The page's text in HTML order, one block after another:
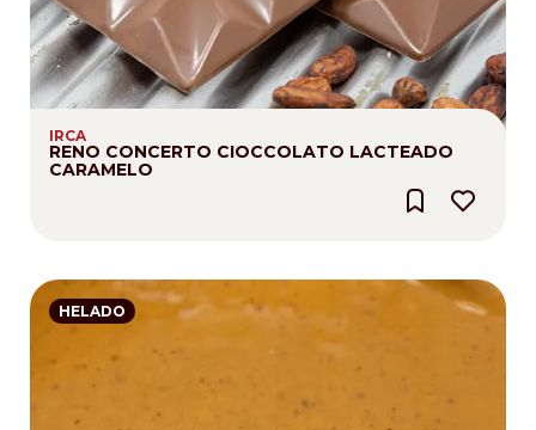
IRCA
RENO CONCERTO CIOCCOLATO LACTEADO
CARAMELO
HELADO